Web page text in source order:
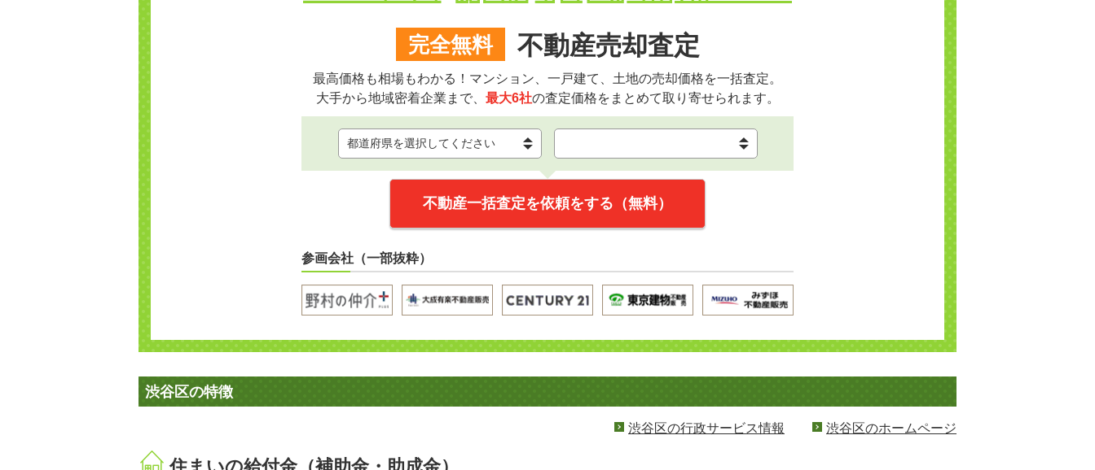
完全無料 不動産売却査定
最高価格も相場もわかる！マンション、一戸建て、土地の売却価格を一括査定。
大手から地域密着企業まで、 最大6社の査定価格をまとめて取り寄せられます。
不動産一括査定を依頼をする（無料）
参画会社（一部抜粋）
渋谷区の特徴
渋谷区の行政サービス情報 渋谷区のホームページ